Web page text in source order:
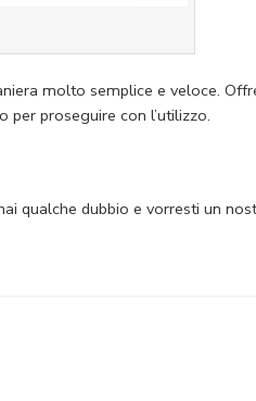
molto semplice e veloce.
proseguire con l’utilizzo.
qualche dubbio e vorresti un